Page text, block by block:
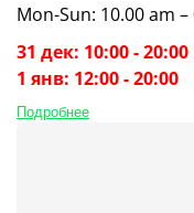
Mon-Sun: 10.00 am
31 дек: 10:00 - 20:00
1 янв: 12:00 - 20:00
Подробнее